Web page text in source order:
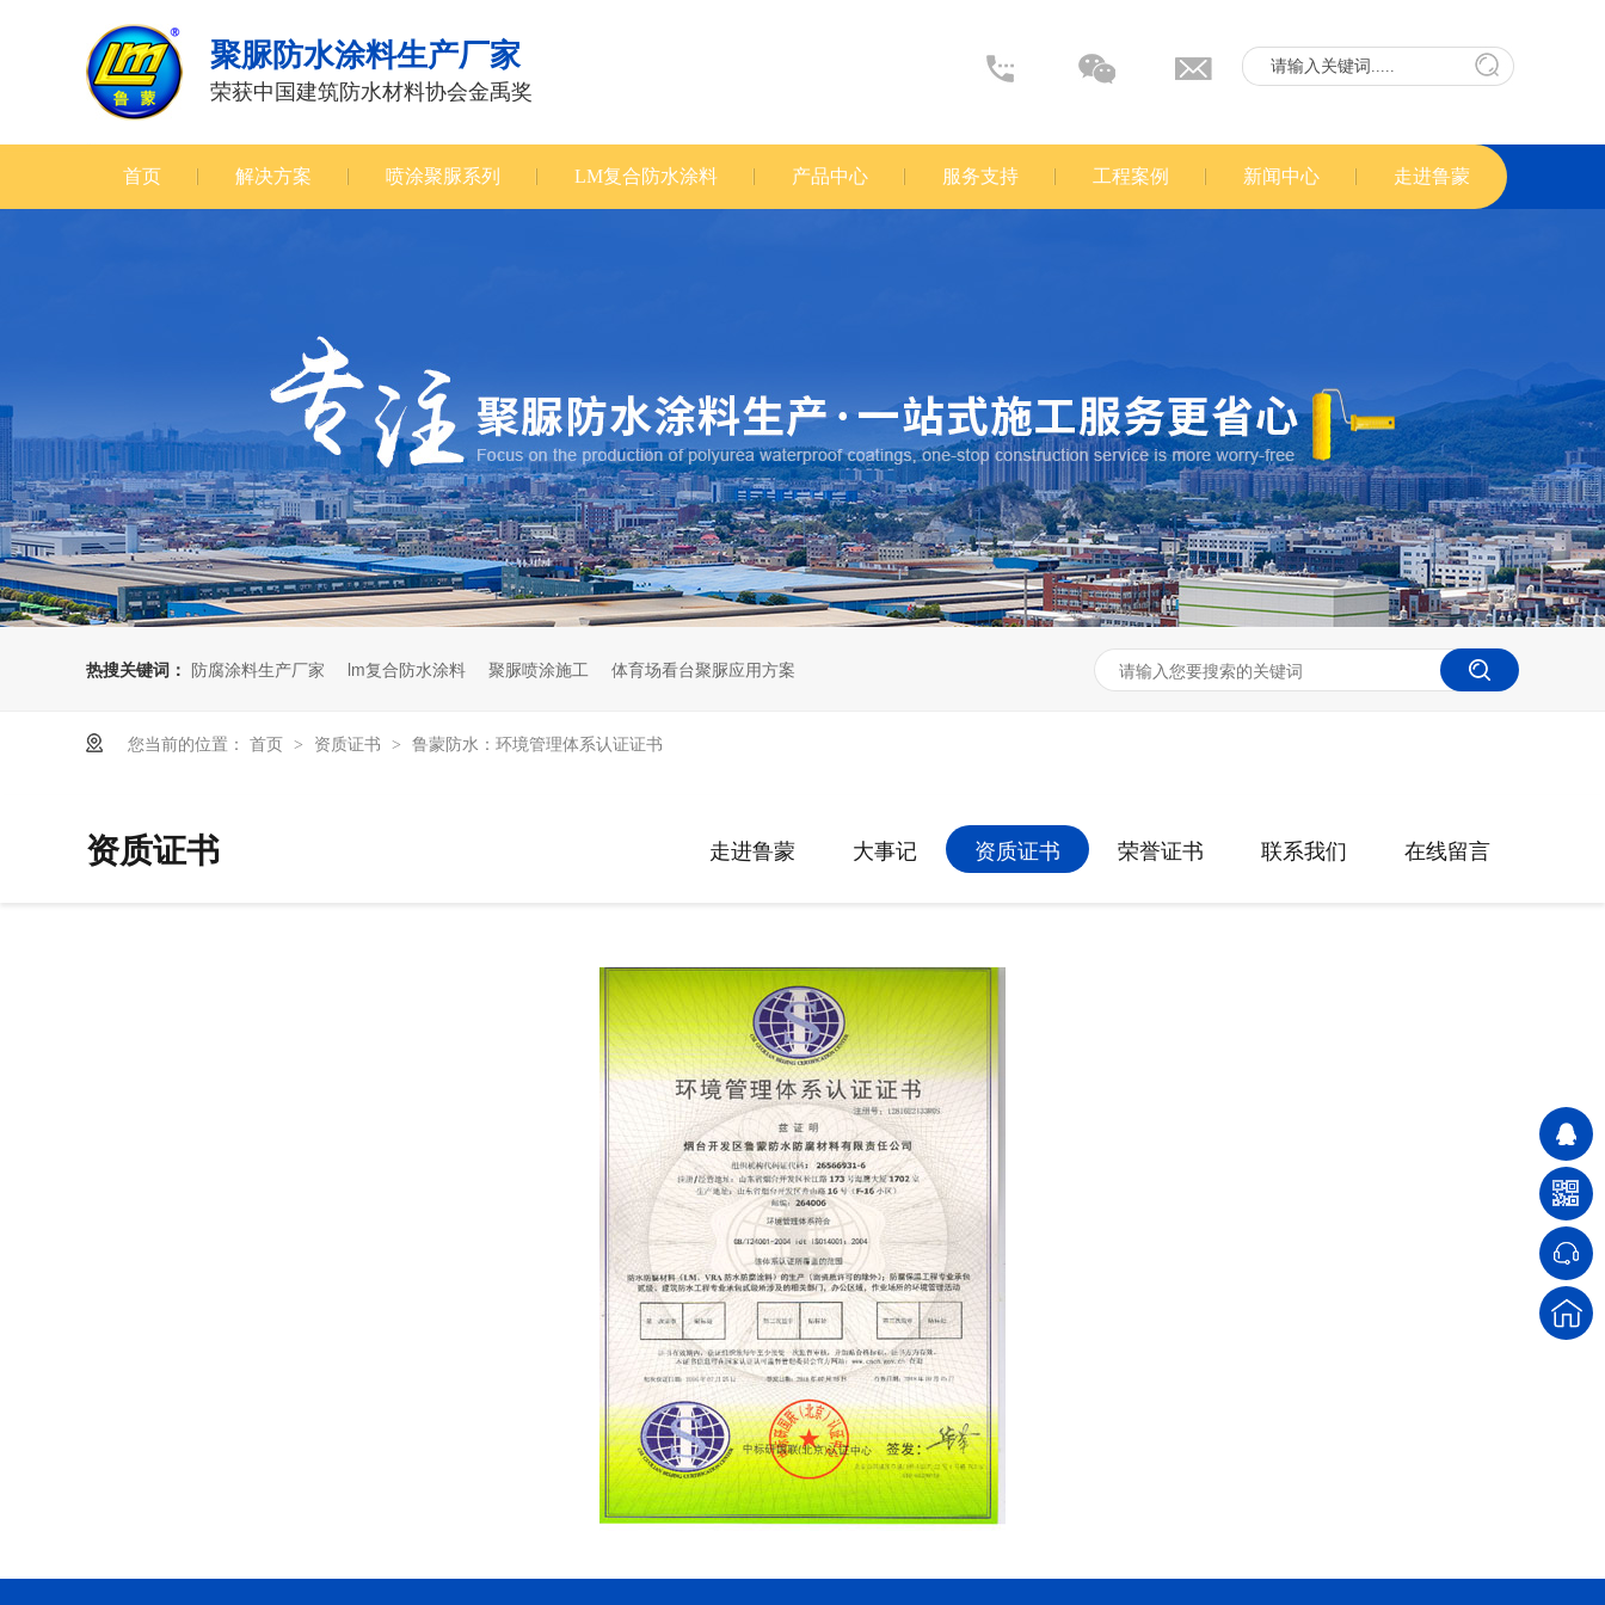
聚脲防水涂料生产厂家
荣获中国建筑防水材料协会金禹奖
首页 解决方案 喷涂聚脲系列 LM复合防水涂料 产品中心 服务支持 工程案例 新闻中心 走进鲁蒙
热搜关键词： 防腐涂料生产厂家 lm复合防水涂料 聚脲喷涂施工 体育场看台聚脲应用方案
您当前的位置： 首页 > 资质证书 > 鲁蒙防水：环境管理体系认证证书
资质证书 走进鲁蒙 大事记 资质证书 荣誉证书 联系我们 在线留言